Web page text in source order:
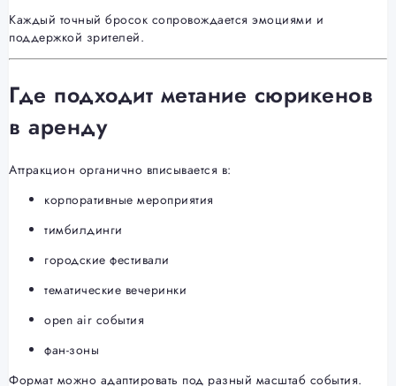
Каждый точный бросок сопровождается эмоциями и
поддержкой зрителей.
Где подходит метание сюрикенов
в аренду
Аттракцион органично вписывается в:
корпоративные мероприятия
тимбилдинги
городские фестивали
тематические вечеринки
open air события
фан-зоны
Формат можно адаптировать под разный масштаб события.